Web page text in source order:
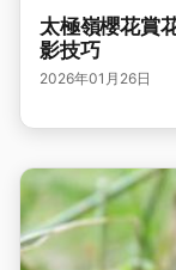
太極嶺櫻花賞
影技巧
2026年01月26日